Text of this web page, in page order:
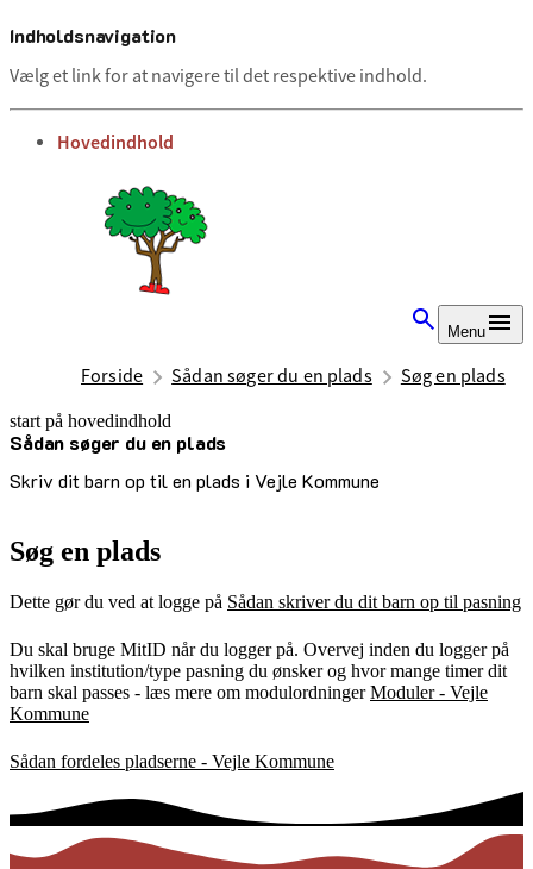
Indholdsnavigation
Vælg et link for at navigere til det respektive indhold.
gå til
Hovedindhold
Menu
Forside Sådan søger du en plads Søg en plads
start på hovedindhold
Sådan søger du en plads
Skriv dit barn op til en plads i Vejle Kommune
senest opdateret 3. juli 2025
Søg en plads
Dette gør du ved at logge på Sådan skriver du dit barn op til pasning
Du skal bruge MitID når du logger på. Overvej inden du logger på
hvilken institution/type pasning du ønsker og hvor mange timer dit
barn skal passes - læs mere om modulordningerModuler - Vejle
Kommune
Sådan fordeles pladserne - Vejle Kommune